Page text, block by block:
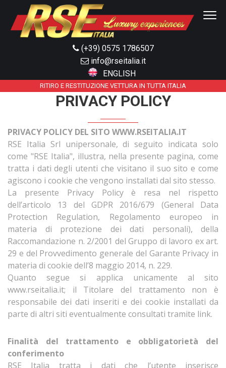
(+39) 0575 1786507
info@rseitalia.it
ENGLISH
RITIRO E RESTITUZIONE VETTURA IN TUTTA ITALIA
PRIVACY POLICY
PRIVACY POLICY DEL SITO WWW.RSEITALIA.IT
RSE Italia Srl unipersonale, di seguito indicata solo
come "RSE Italia", illustra, nella presente pagina, come
tratta i dati degli utenti che visitano il suo sito e come
agiscono i cookie che vengono installati dal sito stesso.
La presente Privacy Policy è resa nel rispetto
dell’articolo 13 del GDPR 2016/679 (General Data
Protection Regulation, Regolamento europeo in
materia di protezione dei dati personali), della
Raccomandazione n. 2/2001 del Gruppo di lavoro ex art.
29 e del Provvedimento generale del Garante Privacy in
materia di cookie dell’8 maggio 2014, n. 229.
Quanto segue si applica unicamente al sito
www.rseitalia.it; il Titolare del trattamento non è
responsabile dei dati inseriti e dei cookie installati da
parte di altri siti eventualmente consultati tramite link.
Finalità del trattamento e obbligatorietà del
conferimento
RSE Italia tratta i dati che l’utente inserisce